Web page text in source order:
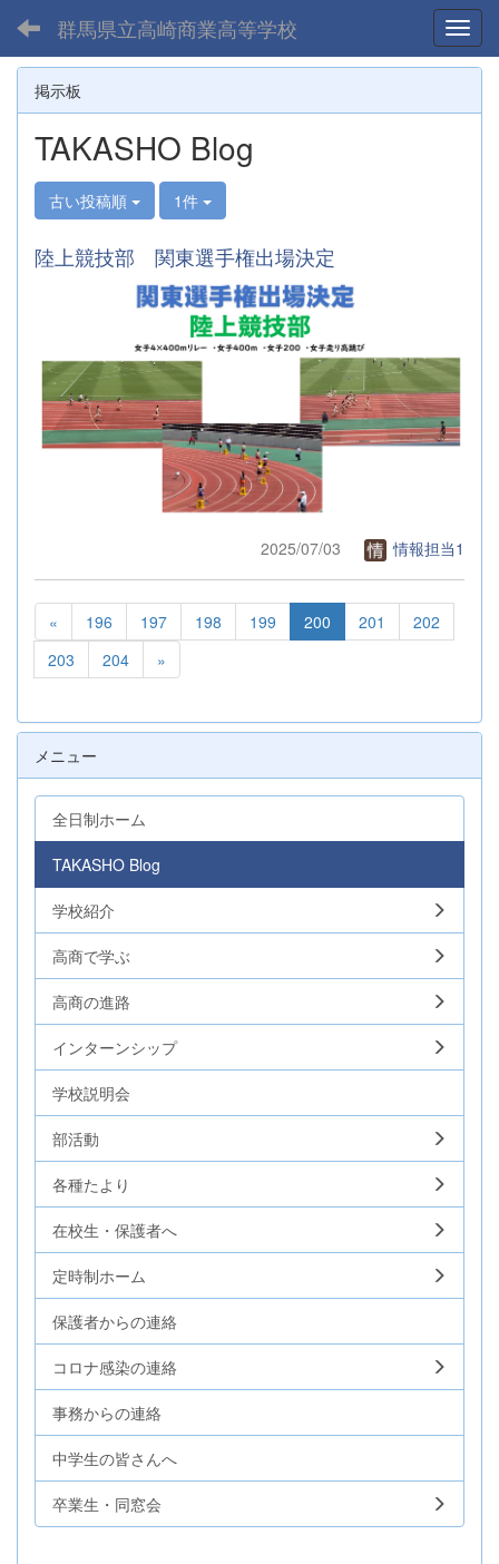
群馬県立高崎商業高等学校
掲示板
TAKASHO Blog
古い投稿順 1件
陸上競技部 関東選手権出場決定
2025/07/03 情報担当1
« 196 197 198 199 200 201
202
203
204 »
メニュー
全日制ホーム
TAKASHO Blog
学校紹介
高商で学ぶ
高商の進路
インターンシップ
学校説明会
部活動
各種たより
在校生・保護者へ
定時制ホーム
保護者からの連絡
コロナ感染の連絡
事務からの連絡
中学生の皆さんへ
卒業生・同窓会